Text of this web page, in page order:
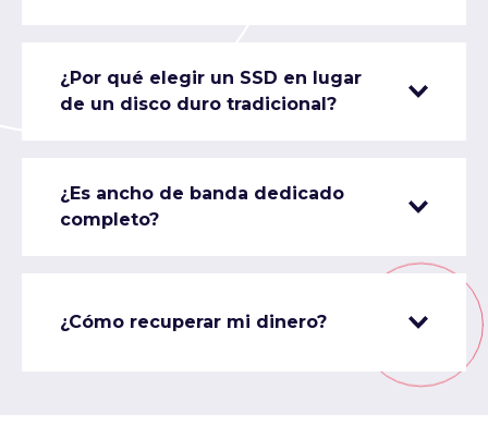
¿Por qué elegir un SSD en lugar
de un disco duro tradicional?
¿Es ancho de banda dedicado
completo?
¿Cómo recuperar mi dinero?